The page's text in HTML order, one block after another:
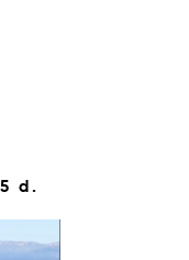
d.